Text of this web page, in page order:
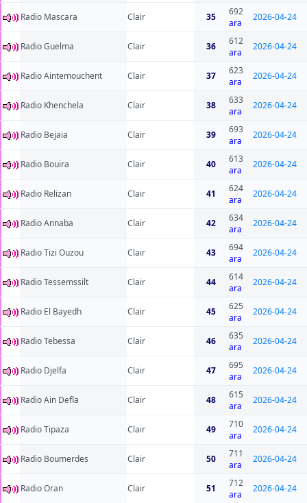
Radio Mascara Clair 35
692
ara
2026-04-24
Radio Guelma Clair 36
612
ara
2026-04-24
Radio Aintemouchent Clair 37
623
ara
2026-04-24
Radio Khenchela Clair 38
633
ara
2026-04-24
Radio Bejaia Clair 39
693
ara
2026-04-24
Radio Bouira Clair 40
613
ara
2026-04-24
Radio Relizan Clair 41
624
ara
2026-04-24
Radio Annaba Clair 42
634
ara
2026-04-24
Radio Tizi Ouzou Clair 43
694
ara
2026-04-24
Radio Tessemssilt Clair 44
614
ara
2026-04-24
Radio El Bayedh Clair 45
625
ara
2026-04-24
Radio Tebessa Clair 46
635
ara
2026-04-24
Radio Djelfa Clair 47
695
ara
2026-04-24
Radio Ain Defla Clair 48
615
ara
2026-04-24
Radio Tipaza Clair 49
710
ara
2026-04-24
Radio Boumerdes Clair 50
711
ara
2026-04-24
Radio Oran Clair 51
712
ara
2026-04-24